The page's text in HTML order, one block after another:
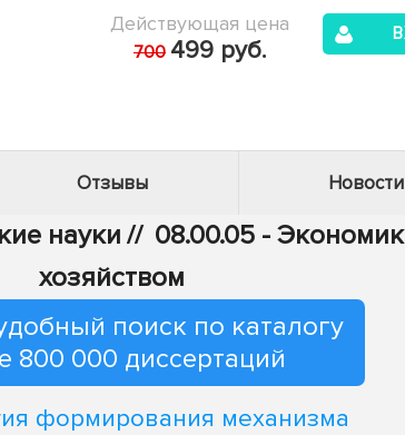
Действующая цена
700 499 руб.
Отзывы Новости
науки // 08.00.05 -
хозяйством
поиск по каталогу
800 000 диссертаций
формирования механизма